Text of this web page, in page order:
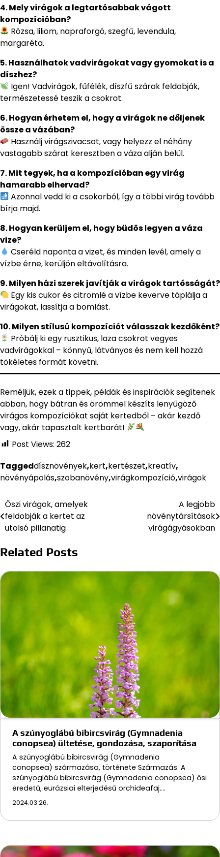
4. Mely virágok a legtartósabbak vágott
kompozícióban?
Rózsa, liliom, napraforgó, szegfű, levendula,
margaréta.
5. Használhatok vadvirágokat vagy gyomokat is a
díszhez?
Igen! Vadvirágok, fűfélék, díszfű szárak feldobják,
természetessé teszik a csokrot.
6. Hogyan érhetem el, hogy a virágok ne dőljenek
össze a vázában?
Használj virágszivacsot, vagy helyezz el néhány
vastagabb szárat keresztben a váza alján belül.
7. Mit tegyek, ha a kompozícióban egy virág
hamarabb elhervad?
Azonnal vedd ki a csokorból, így a többi virág tovább
bírja majd.
8. Hogyan kerüljem el, hogy büdös legyen a váza
vize?
Cseréld naponta a vizet, és minden levél, amely a
vízbe érne, kerüljön eltávolításra.
9. Milyen házi szerek javítják a virágok tartósságát?
Egy kis cukor és citromlé a vízbe keverve táplálja a
virágokat, lassítja a bomlást.
10. Milyen stílusú kompozíciót válasszak kezdőként?
Próbálj ki egy rusztikus, laza csokrot vegyes
vadvirágokkal – könnyű, látványos és nem kell hozzá
tökéletes formát követni.
Reméljük, ezek a tippek, példák és inspirációk segítenek
abban, hogy bátran és örömmel készíts lenyűgöző
virágos kompozíciókat saját kertedből – akár kezdő
vagy, akár tapasztalt kertbarát!
Post Views: 262
Taggeddísznövények,kert,kertészet,kreatív,
növényápolás,szobanövény,virágkompozíció,virágok
Bejegyzés
navigáció
Őszi virágok, amelyek
feldobják a kertet az
utolsó pillanatig
A legjobb
növénytársítások
virágágyásokban
Related Posts
A szúnyoglábú bibircsvirág (Gymnadenia
conopsea) ültetése, gondozása, szaporítása
A szúnyoglábú bibircsvirág (Gymnadenia
conopsea) származása, története Származás: A
szúnyoglábú bibircsvirág (Gymnadenia conopsea) ősi
eredetű, eurázsiai elterjedésű orchideafaj.…
2024.03.26.